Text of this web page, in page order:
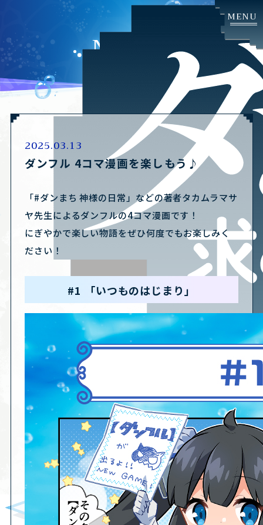
NEWS
2025.03.13
ダンフル 4コマ漫画を楽しもう♪
「#ダンまち 神様の日常」などの著者タカムラマサ
ヤ先生によるダンフルの4コマ漫画です！
にぎやかで楽しい物語をぜひ何度でもお楽しみく
ださい！
#1 「いつものはじまり」